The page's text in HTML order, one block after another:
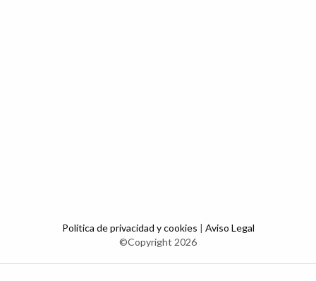
Política de privacidad y cookies | Aviso Legal
©Copyright 2026